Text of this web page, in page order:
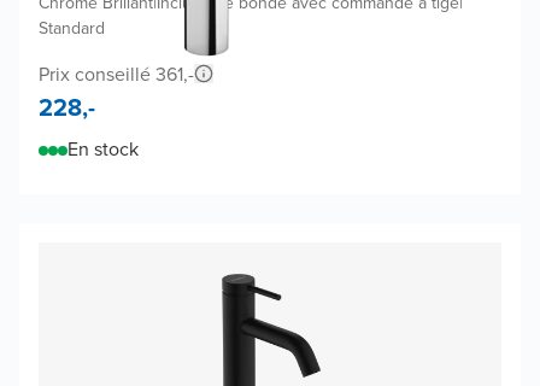
Standard
Prix conseillé 361,-
228,-
En stock